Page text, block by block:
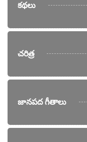
కథలు
చరిత్ర
జానపద గీతాలు